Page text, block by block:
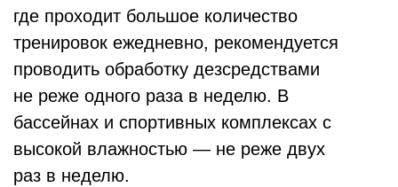
где проходит большое количество
тренировок ежедневно, рекомендуется
проводить обработку дезсредствами
не реже одного раза в неделю. В
бассейнах и спортивных комплексах с
высокой влажностью — не реже двух
раз в неделю.